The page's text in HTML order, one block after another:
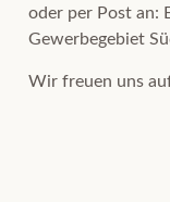
oder per Post an:
Gewerbegebiet
Wir freuen uns